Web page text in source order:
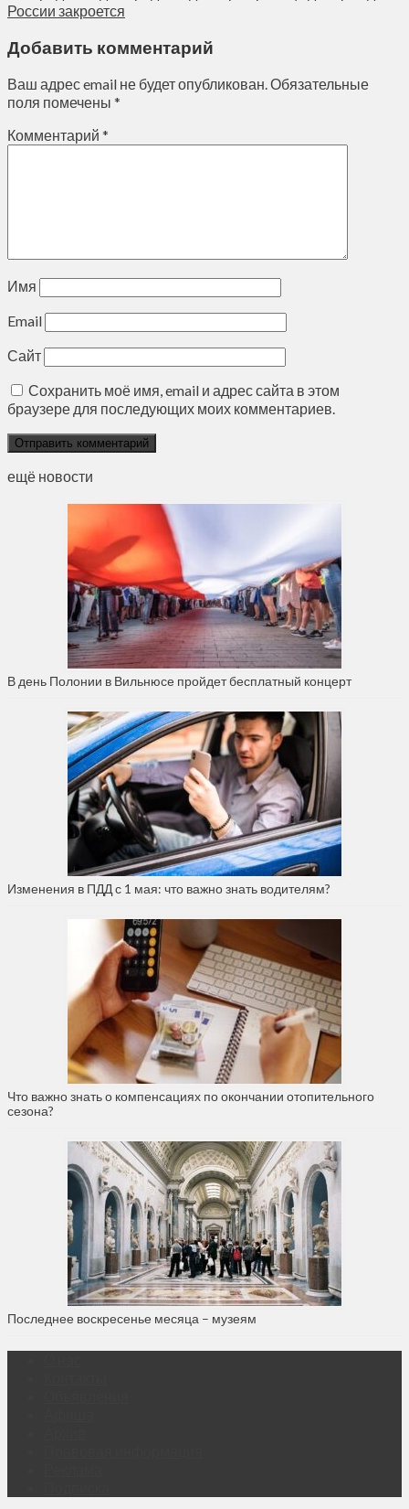
России закроется
Добавить комментарий
Ваш адрес email не будет опубликован.Обязательные
поля помечены *
Комментарий *
Имя
Email
Сайт
Сохранить моё имя, email и адрес сайта в этом
браузере для последующих моих комментариев.
ещё новости
В день Полонии в Вильнюсе пройдет бесплатный концерт
Изменения в ПДД с 1 мая: что важно знать водителям?
Что важно знать о компенсациях по окончании отопительного
сезона?
Последнее воскресенье месяца – музеям